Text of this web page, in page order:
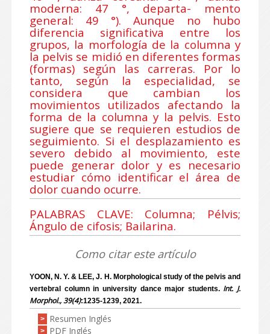
moderna: 47 °, departa- mento
general: 49 °). Aunque no hubo
diferencia significativa entre los
grupos, la morfología de la columna y
la pelvis se midió en diferentes formas
(formas) según las carreras. Por lo
tanto, según la especialidad, se
considera que cambian los
movimientos utilizados afectando la
forma de la columna y la pelvis. Esto
sugiere que se requieren estudios de
seguimiento. Si el desplazamiento es
severo debido al movimiento, este
puede generar dolor y es necesario
estudiar cómo identificar el área de
dolor cuando ocurre.
PALABRAS CLAVE: Columna; Pélvis;
Ángulo de cifosis; Bailarina.
Como citar este artículo
YOON, N. Y. & LEE, J. H. Morphological study of the pelvis and
vertebral column in university dance major students. Int. J.
Morphol., 39(4):1235-1239, 2021.
> Resumen Inglés
> PDF Inglés